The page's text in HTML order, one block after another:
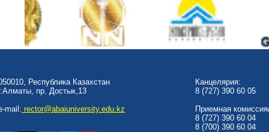
Республика Казахстан
пр. Достык,13
mail: rector@abaiuniversity.edu.kz
Канцелярия:
8 (727) 390 60 05
Приемная
8 (727) 390 60 04
8 (700) 390 60 04